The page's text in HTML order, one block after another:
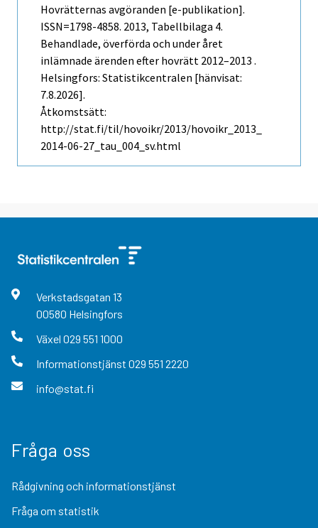
Hovrätternas avgöranden [e-publikation].
ISSN=1798-4858. 2013, Tabellbilaga 4.
Behandlade, överförda och under året
inlämnade ärenden efter hovrätt 2012–2013 .
Helsingfors: Statistikcentralen [hänvisat:
7.8.2026].
Åtkomstsätt:
http://stat.fi/til/hovoikr/2013/hovoikr_2013_
2014-06-27_tau_004_sv.html
Verkstadsgatan 13
00580 Helsingfors
Växel 029 551 1000
Informationstjänst 029 551 2220
info@stat.fi
Fråga oss
Rådgivning och informationstjänst
Fråga om statistik